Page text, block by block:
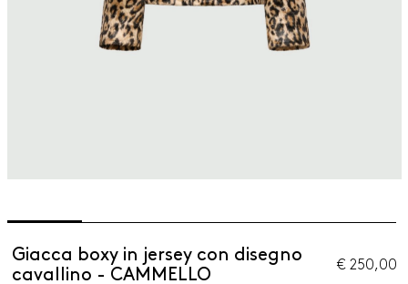
Giacca boxy in jersey con disegno
cavallino - CAMMELLO
€ 250,00